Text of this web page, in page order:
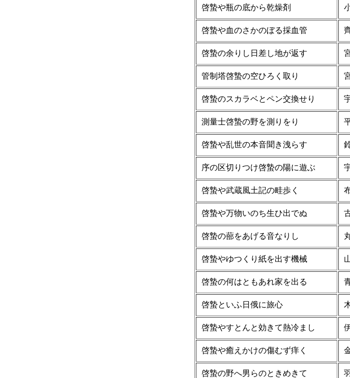
啓蟄や瓶の底から乾燥剤
啓蟄や血のさかのぼる採血管
啓蟄の余りし日差し地が返す
管制塔啓蟄の空ひろく取り
啓蟄のスカラベとペン交換せり
測量士啓蟄の野を測りをり
啓蟄や乱世の本音聞き洩らす
序の区切りつけ啓蟄の陽に遊ぶ
啓蟄や武蔵風土記の畦歩く
啓蟄や万物いのち生ひ出でぬ
啓蟄の蔀をあげる音なりし
啓蟄やゆつくり紙を出す機械
啓蟄の何はともあれ家を出る
啓蟄といふ日俄に旅心
啓蟄やすとんと効きて熱冷まし
啓蟄や癒えかけの傷むず痒く
啓蟄の野へ男らのときめきて